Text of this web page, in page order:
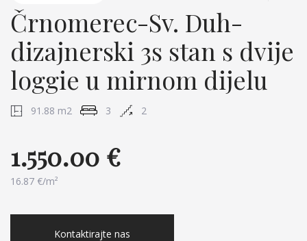
Črnomerec-Sv. Duh-
dizajnerski 3s stan s dvije
loggie u mirnom dijelu
91.88 m2 3 2
1.550.00 €
16.87 €/m²
Kontaktirajte nas